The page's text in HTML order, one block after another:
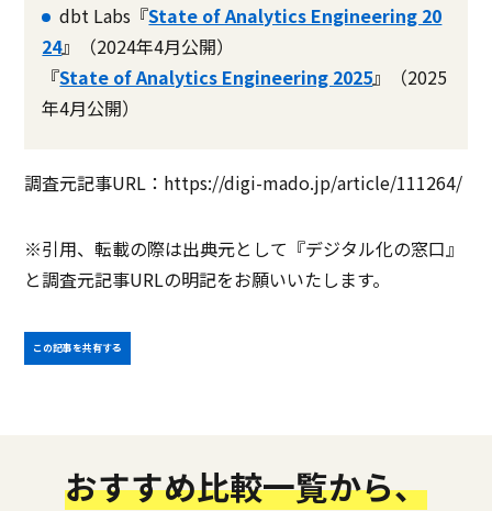
dbt Labs『State of Analytics Engineering 20
24』（2024年4月公開）
『State of Analytics Engineering 2025』（2025
年4月公開）
調査元記事URL：https://digi-mado.jp/article/111264/
※引用、転載の際は出典元として『デジタル化の窓口』
と調査元記事URLの明記をお願いいたします。
この記事を共有する
おすすめ比較一覧から、